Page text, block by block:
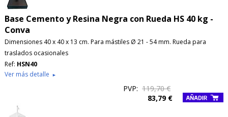
Base Cemento y Resina Negra con Rueda HS 40 kg -
Conva
Dimensiones 40 x 40 x 13 cm. Para mástiles Ø 21 - 54 mm. Rueda para
traslados ocasionales
Ref: HSN40
Ver más detalle ►
PVP: 119,70 €
83,79 €